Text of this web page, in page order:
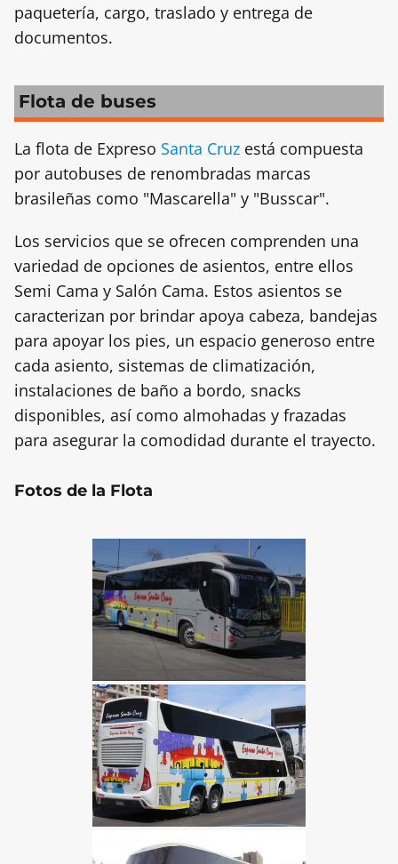
paquetería, cargo, traslado y entrega de
documentos.
Flota de buses
La flota de Expreso Santa Cruz está compuesta
por autobuses de renombradas marcas
brasileñas como "Mascarella" y "Busscar".
Los servicios que se ofrecen comprenden una
variedad de opciones de asientos, entre ellos
Semi Cama y Salón Cama. Estos asientos se
caracterizan por brindar apoya cabeza, bandejas
para apoyar los pies, un espacio generoso entre
cada asiento, sistemas de climatización,
instalaciones de baño a bordo, snacks
disponibles, así como almohadas y frazadas
para asegurar la comodidad durante el trayecto.
Fotos de la Flota